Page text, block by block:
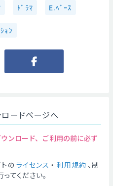
ﾄﾞﾗﾏ E.ﾍﾞｰｽ
ｮﾝ
ードページへ
ンロード、ご利用の前に必ず
の ライセンス ・ 利用規約 、制
てください。